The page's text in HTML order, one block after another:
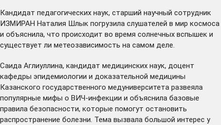
Кандидат педагогических наук, старший научный сотрудник
ИЗМИРАН Наталия Шлык погрузила слушателей в мир космоса
и объяснила, что происходит во время солнечных вспышек и
существует ли метеозависимость на самом деле.
Саида Аглиуллина, кандидат медицинских наук, доцент
кафедры эпидемиологии и доказательной медицины
Казанского государственного медуниверситета развеяла
популярные мифы о ВИЧ-инфекции и объяснила базовые
правила безопасности, которые помогут остановить
распространение болезни. Тема вызвала большой интерес у